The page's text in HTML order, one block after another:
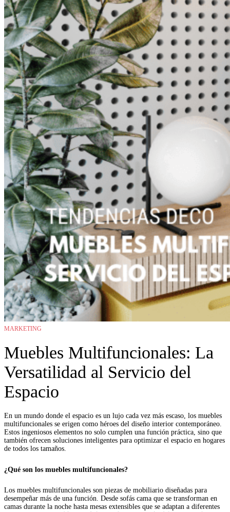
MARKETING
Muebles Multifuncionales: La
Versatilidad al Servicio del
Espacio
En un mundo donde el espacio es un lujo cada vez más escaso, los muebles
multifuncionales se erigen como héroes del diseño interior contemporáneo.
Estos ingeniosos elementos no solo cumplen una función práctica, sino que
también ofrecen soluciones inteligentes para optimizar el espacio en hogares
de todos los tamaños.
¿Qué son los muebles multifuncionales?
Los muebles multifuncionales son piezas de mobiliario diseñadas para
desempeñar más de una función. Desde sofás cama que se transforman en
camas durante la noche hasta mesas extensibles que se adaptan a diferentes